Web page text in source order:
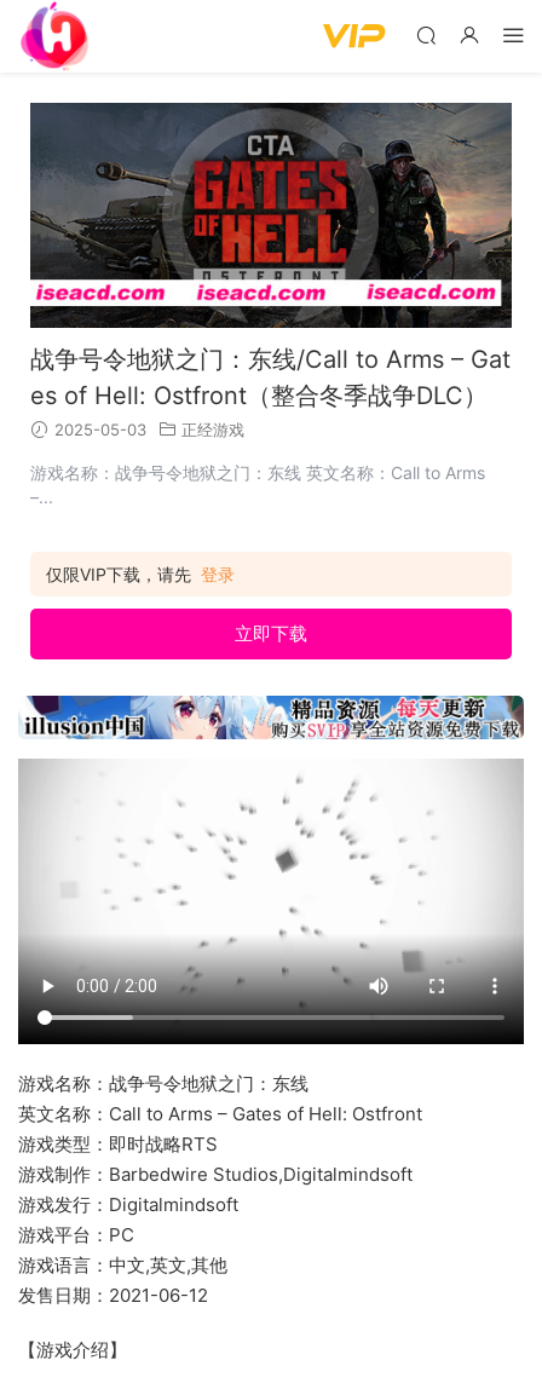
战争号令地狱之门：东线/Call to Arms – Gat
es of Hell: Ostfront（整合冬季战争DLC）
2025-05-03 正经游戏
游戏名称：战争号令地狱之门：东线 英文名称：Call to Arms
–...
仅限VIP下载，请先 登录
立即下载
游戏名称：战争号令地狱之门：东线
英文名称：Call to Arms – Gates of Hell: Ostfront
游戏类型：即时战略RTS
游戏制作：Barbedwire Studios,Digitalmindsoft
游戏发行：Digitalmindsoft
游戏平台：PC
游戏语言：中文,英文,其他
发售日期：2021-06-12
【游戏介绍】